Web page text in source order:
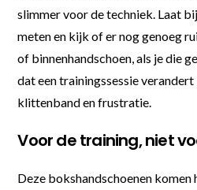
slimmer voor de techniek. Laat
meten en kijk of er nog genoeg
of binnenhandschoen, als je die
dat een trainingssessie
klittenband en frustratie.
Voor de training, niet
Deze bokshandschoenen